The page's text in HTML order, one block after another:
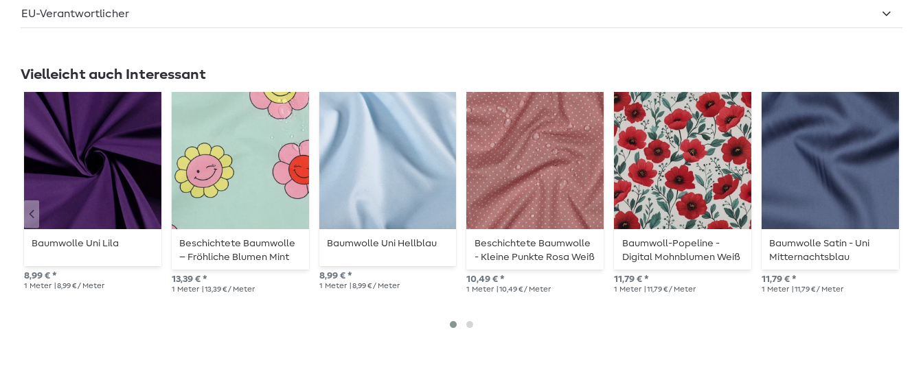
EU-Verantwortlicher
Vielleicht auch Interessant
Baumwolle Uni Lila
8,99 € *
1 Meter | 8,99 € / Meter
Beschichtete Baumwolle
– Fröhliche Blumen Mint
13,39 € *
1 Meter | 13,39 € / Meter
Baumwolle Uni Hellblau
8,99 € *
1 Meter | 8,99 € / Meter
Beschichtete Baumwolle
- Kleine Punkte Rosa Weiß
10,49 € *
1 Meter | 10,49 € / Meter
Baumwoll-Popeline -
Digital Mohnblumen Weiß
11,79 € *
1 Meter | 11,79 € / Meter
Baumwolle Satin - Uni
Mitternachtsblau
11,79 € *
1 Meter | 11,79 € / Meter